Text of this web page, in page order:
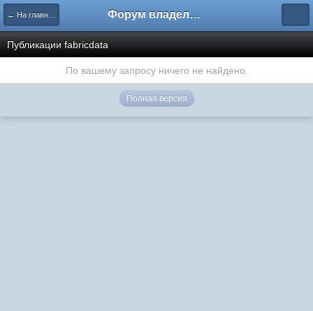
← На главную Форум владельцев интернет-магазинов
Публикации fabricdata
По вашему запросу ничего не найдено.
Полная версия